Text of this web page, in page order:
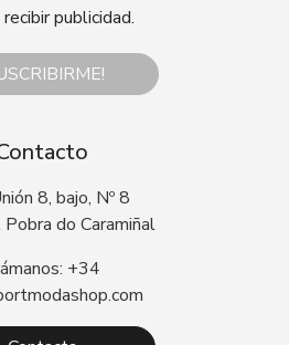
publicidad.
8, bajo, Nº 8
do Caramiñal
+34